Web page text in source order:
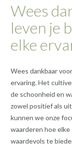
Wees
leven je
elke
Wees dankbaar
ervaring. Het
de schoonheid en
zowel positief als
kunnen we onze
waarderen hoe elke
waardevols te